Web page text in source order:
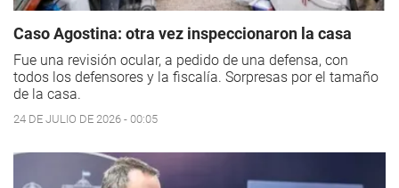
Caso Agostina: otra vez inspeccionaron la casa
Fue una revisión ocular, a pedido de una defensa, con
todos los defensores y la fiscalía. Sorpresas por el tamaño
de la casa.
24 DE JULIO DE 2026 - 00:05